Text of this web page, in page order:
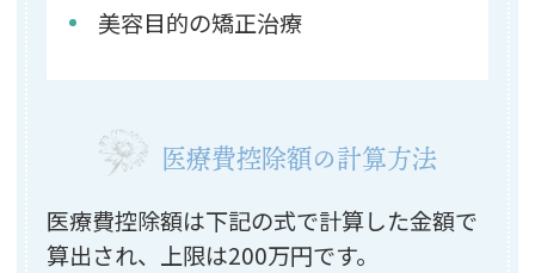
美容目的の矯正治療
医療費控除額の計算方法
医療費控除額は下記の式で計算した金額で
算出され、上限は200万円です。